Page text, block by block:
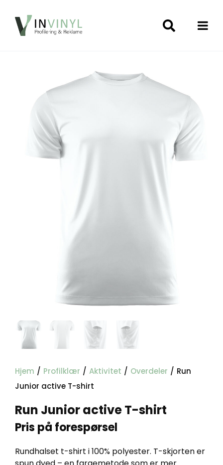
Hjem / Profilklær / Aktivitet / Overdeler / Run
Junior active T-shirt
Run Junior active T-shirt
Pris på forespørsel
Rundhalset t-shirt i 100% polyester. T-skjorten er